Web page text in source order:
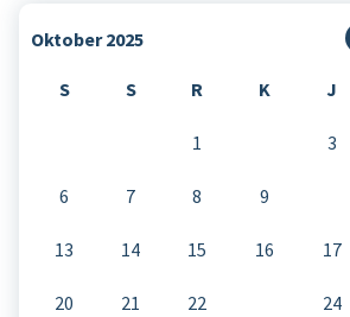
Oktober 2025
S S R K J
1 3
6 7 8 9
13 14 15 16 17
20 21 22 24